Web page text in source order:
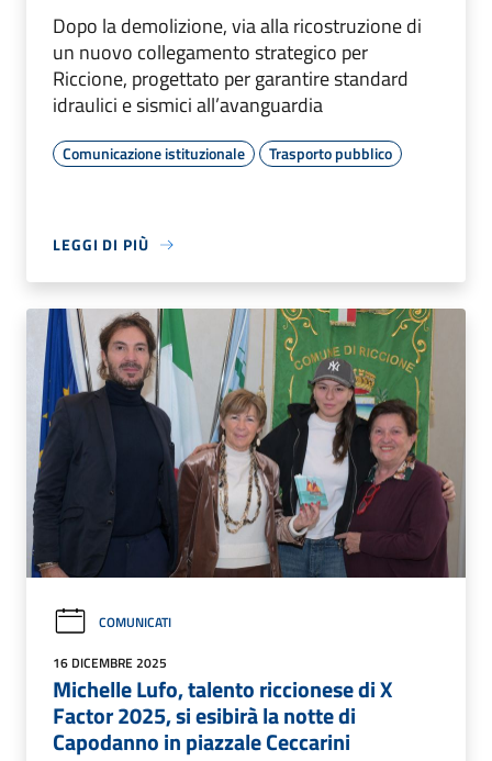
Dopo la demolizione, via alla ricostruzione di
un nuovo collegamento strategico per
Riccione, progettato per garantire standard
idraulici e sismici all’avanguardia
Comunicazione istituzionale Trasporto pubblico
LEGGI DI PIÙ
COMUNICATI
16 DICEMBRE 2025
Michelle Lufo, talento riccionese di X
Factor 2025, si esibirà la notte di
Capodanno in piazzale Ceccarini